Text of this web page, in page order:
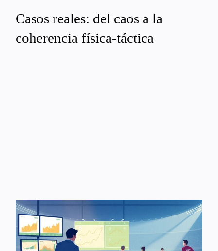
Casos reales: del caos a la
coherencia física-táctica